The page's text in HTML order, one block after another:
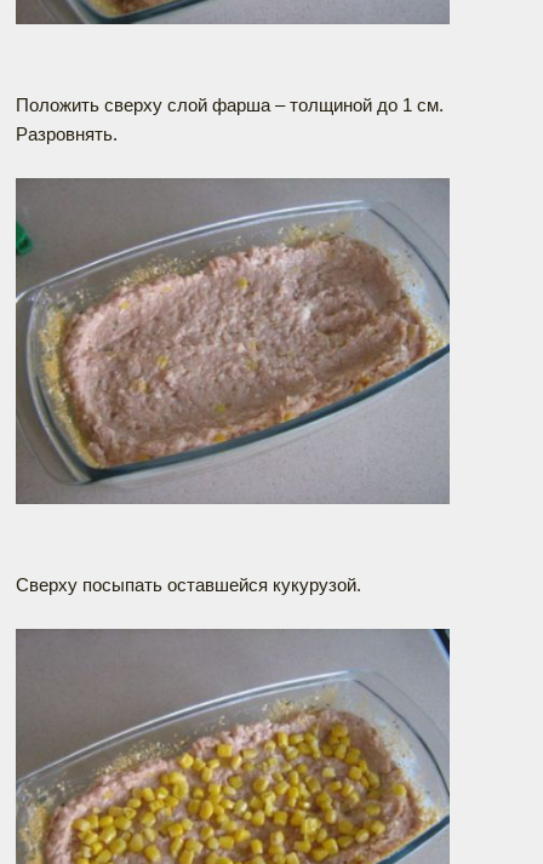
Положить сверху слой фарша – толщиной до 1 см.
Разровнять.
Сверху посыпать оставшейся кукурузой.